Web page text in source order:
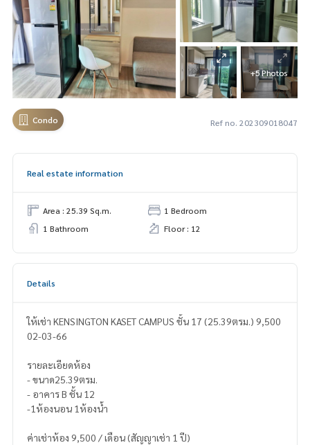
+5 Photos
Condo Ref no. 202309018047
Real estate information
Area : 25.39 Sq.m.
1 Bedroom
1 Bathroom
Floor : 12
Details
ให้เช่า KENSINGTON KASET CAMPUS ชั้น 17 (25.39ตรม.) 9,500
02-03-66
รายละเอียดห้อง
- ขนาด25.39ตรม.
- อาคาร B ชั้น 12
-1ห้องนอน 1ห้องน้ำ
ค่าเช่าห้อง 9,500 / เดือน (สัญญาเช่า 1 ปี)